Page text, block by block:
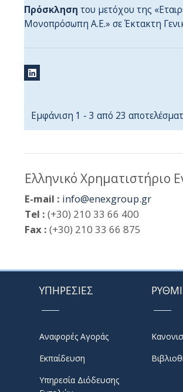
Πρόσκληση του μετόχου της
Μονοπρόσωπη Α.Ε.» σε Έκτακτη
Εμφάνιση 1 - 3 από 23
Ελληνικό Χρηματιστήριο
E-mail : info@enexgroup.gr
Tel : (+30) 210 33 66 400
Fax : (+30) 210 33 66 875
ΥΠΗΡΕΣΙΕΣ
Αναφορές Αγοράς
Εκπαίδευση
Υπηρεσία Διόδευσης